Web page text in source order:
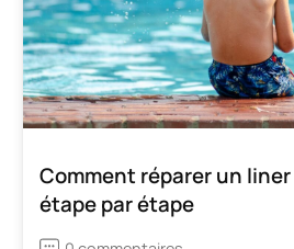
Comment réparer un
étape par étape